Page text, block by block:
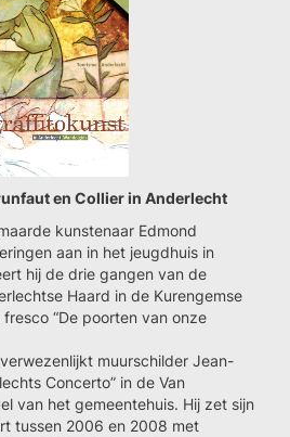
en Collier in Anderlecht
kunstenaar Edmond
aan in het jeugdhuis in
hij de drie gangen van de
Haard in de Kurengemse
“De poorten van onze
muurschilder Jean-
Concerto” in de Van
van het gemeentehuis. Hij zet sijn
tussen 2006 en 2008 met